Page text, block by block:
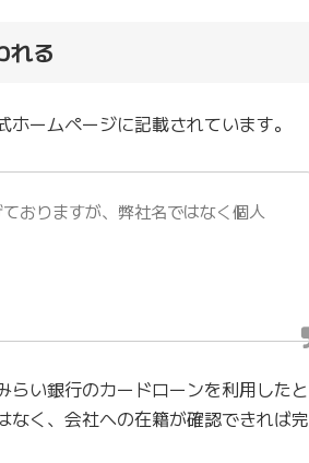
れる
ームページに記載されています。
おりますが、弊社名ではなく個人
い銀行のカードローンを利用したと
く、会社への在籍が確認できれば完